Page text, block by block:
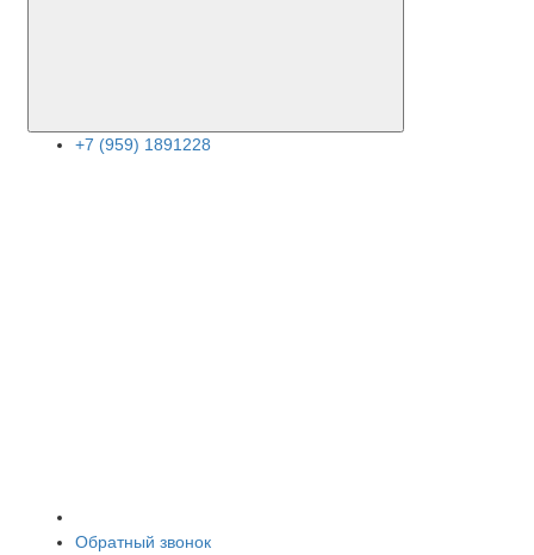
+7 (959) 1891228
Обратный звонок